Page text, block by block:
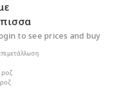
to see prices and buy
ροζ